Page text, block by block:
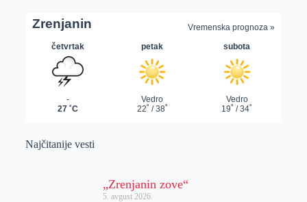
Najčitanije vesti
„Zrenjanin zove“
5. avgust 2026.